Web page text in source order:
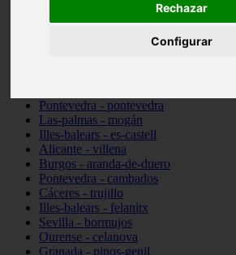
Rechazar
Configurar
Illes-balears - sant-josep-de-sa-talaia
Pontevedra - pontevedra
Las-palmas - mogán
Illes-balears - es-castell
Alicante - villena
Burgos - aranda-de-duero
Pontevedra - cambados
Cáceres - trujillo
Illes-balears - felanitx
Sevilla - bormujos
Ourense - celanova
Granada - pinos-genil